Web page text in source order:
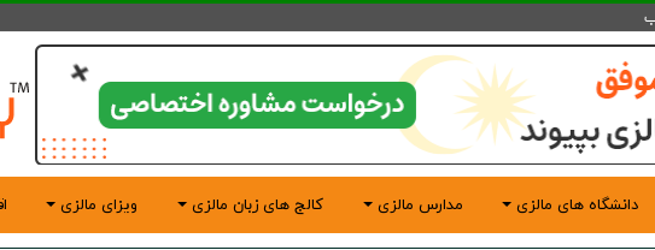
دانشگاه های مالزی مدارس مالزی کالج های زبان مالزی ویزای مالزی